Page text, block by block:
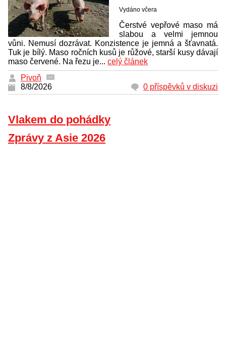
Vydáno včera
Čerstvé vepřové maso má
slabou a velmi jemnou
vůni. Nemusí dozrávat. Konzistence je jemná a šťavnatá.
Tuk je bílý. Maso ročních kusů je růžové, starší kusy dávají
maso červené. Na řezu je... celý článek
Pivoň
8/8/2026
0 příspěvků v diskuzi
Vlakem do pohádky
Zprávy z Asie 2026